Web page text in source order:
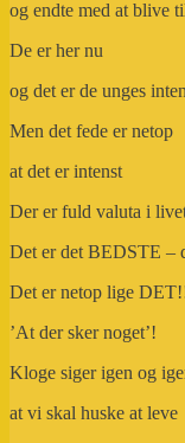
og endte med at blive
De er her nu
og det er de unges
Men det fede er netop
at det er intenst
Der er fuld valuta i
Det er det BEDSTE –
Det er netop lige
’At der sker noget’!
Kloge siger igen og
at vi skal huske at leve